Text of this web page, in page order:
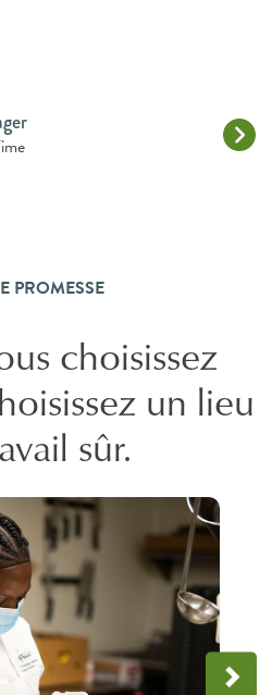
PROMESSE
choisissez
un lieu
sûr.